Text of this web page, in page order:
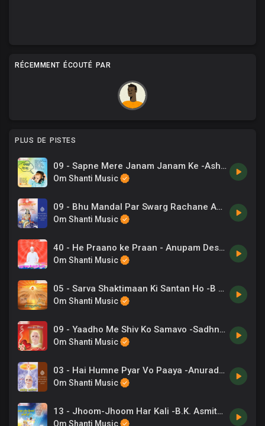
RÉCEMMENT ÉCOUTÉ PAR
PLUS DE PISTES
09 - Sapne Mere Janam Janam Ke -Ashok Mohanani .mp3
Om Shanti Music
09 - Bhu Mandal Par Swarg Rachane Aaya -Saurabh .mp3
Om Shanti Music
40 - He Praano ke Praan - Anupam Deshpande, Dilraj Kaur .mp3
Om Shanti Music
05 - Sarva Shaktimaan Ki Santan Ho -B K Asmita .mp3
Om Shanti Music
09 - Yaadho Me Shiv Ko Samavo -Sadhna Sargam .mp3
Om Shanti Music
03 - Hai Humne Pyar Vo Paaya -Anuradha Paudwal .mp3
Om Shanti Music
13 - Jhoom-Jhoom Har Kali -B.K. Asmita, B.K. Siza .mp3
Om Shanti Music